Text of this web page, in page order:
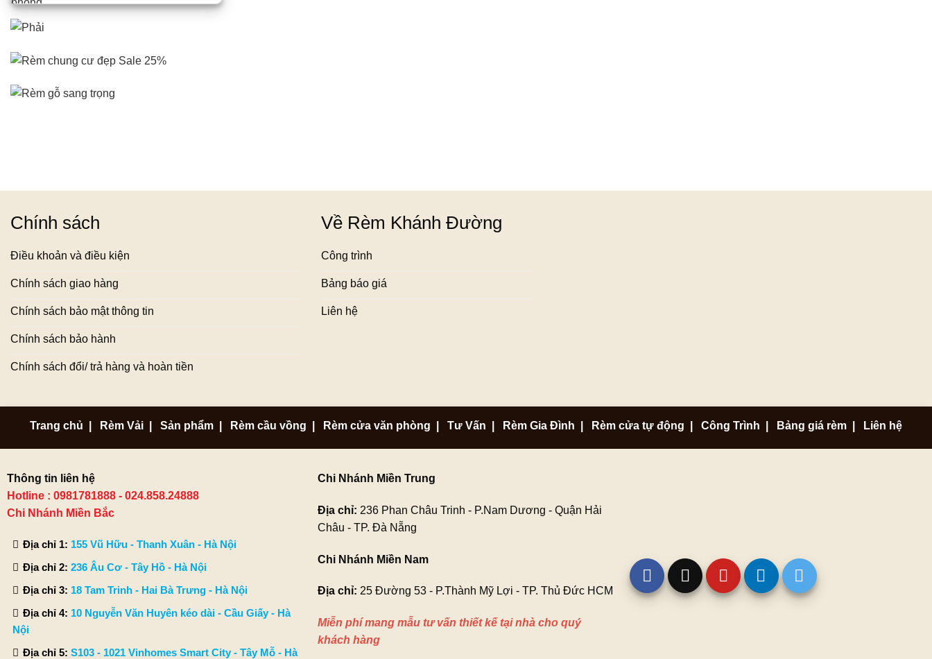
gốc
hiện
Chính sách
Điều khoản và điều kiện
Chính sách giao hàng
Chính sách bảo mật thông tin
Chính sách bảo hành
Chính sách đổi/ trả hàng và hoàn tiền
Về Rèm Khánh Đường
Công trình
Bảng báo giá
Liên hệ
Trang chủ Rèm Vải Sản phẩm Rèm cầu vồng Rèm cửa văn phòng Tư Vấn Rèm Gia Đình Rèm cửa tự động Công Trình Bảng giá rèm Liên hệ
Thông tin liên hệ
Hotline : 0981781888 - 024.858.24888
Chi Nhánh Miền Bắc
Địa chỉ 1: 155 Vũ Hữu - Thanh Xuân - Hà Nội
Địa chỉ 2: 236 Âu Cơ - Tây Hồ - Hà Nội
Địa chỉ 3: 18 Tam Trinh - Hai Bà Trưng - Hà Nội
Địa chỉ 4: 10 Nguyễn Văn Huyên kéo dài - Cầu Giấy - Hà
Nội
Địa chỉ 5: S103 - 1021 Vinhomes Smart City - Tây Mỗ - Hà
Chi Nhánh Miền Trung
Địa chỉ: 236 Phan Châu Trinh - P.Nam Dương - Quận Hải
Châu - TP. Đà Nẵng
Chi Nhánh Miền Nam
Địa chỉ: 25 Đường 53 - P.Thành Mỹ Lợi - TP. Thủ Đức HCM
Miễn phí mang mẫu tư vấn thiết kế tại nhà cho quý
khách hàng